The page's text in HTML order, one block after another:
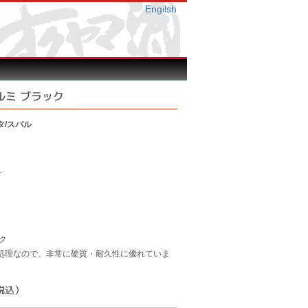
Engilsh
ミ ブラック
/スバル
なので、非常に硬質・耐久性に優れていま
）